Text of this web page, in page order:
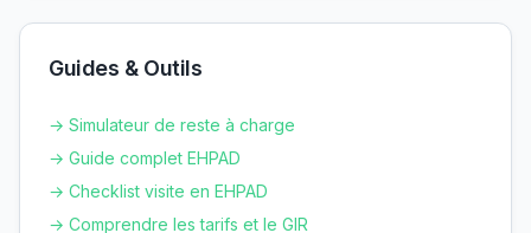
Guides & Outils
→ Simulateur de reste à charge
→ Guide complet EHPAD
→ Checklist visite en EHPAD
→ Comprendre les tarifs et le GIR